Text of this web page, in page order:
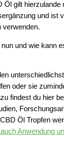
Öl gilt hierzulande
und ist
verwenden.
und wie kann
oder sie
findest du hier
Öl Tropfen
Anwendung